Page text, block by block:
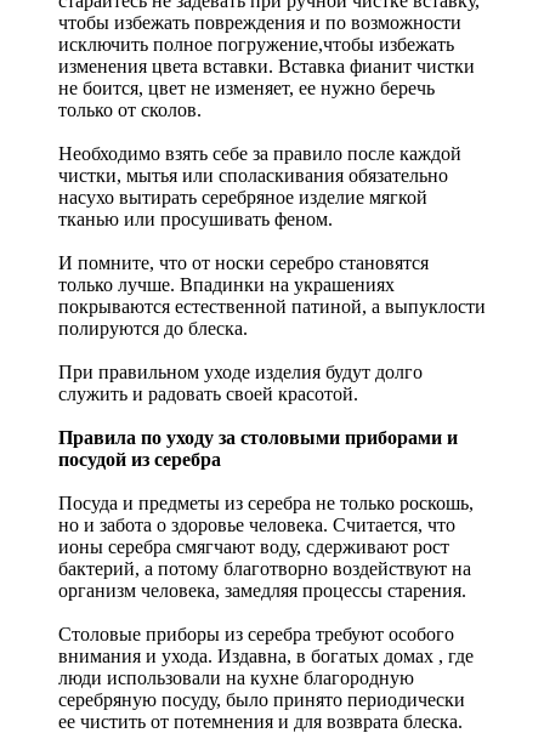
чтобы избежать повреждения и по возможности
исключить полное погружение,чтобы избежать
изменения цвета вставки. Вставка фианит чистки
не боится, цвет не изменяет, ее нужно беречь
только от сколов.
Необходимо взять себе за правило после каждой
чистки, мытья или споласкивания обязательно
насухо вытирать серебряное изделие мягкой
тканью или просушивать феном.
И помните, что от носки серебро становятся
только лучше. Впадинки на украшениях
покрываются естественной патиной, а выпуклости
полируются до блеска.
При правильном уходе изделия будут долго
служить и радовать своей красотой.
Правила по уходу за столовыми приборами и
посудой из серебра
Посуда и предметы из серебра не только роскошь,
но и забота о здоровье человека. Считается, что
ионы серебра смягчают воду, сдерживают рост
бактерий, а потому благотворно воздействуют на
организм человека, замедляя процессы старения.
Столовые приборы из серебра требуют особого
внимания и ухода. Издавна, в богатых домах , где
люди использовали на кухне благородную
серебряную посуду, было принято периодически
ее чистить от потемнения и для возврата блеска.